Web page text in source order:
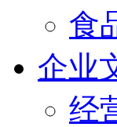
食
企业
经